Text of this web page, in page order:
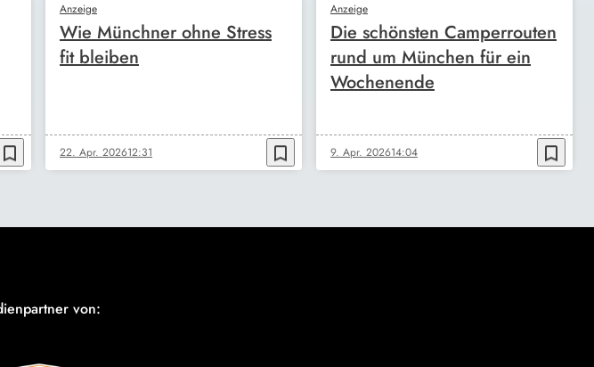
bookmark_border
Anzeige
Wie Münchner ohne Stress
fit bleiben
22. Apr. 202612:31 bookmark_border
Anzeige
Die schönsten Camperrouten
rund um München für ein
Wochenende
9. Apr. 202614:04 bookmark_border
von: